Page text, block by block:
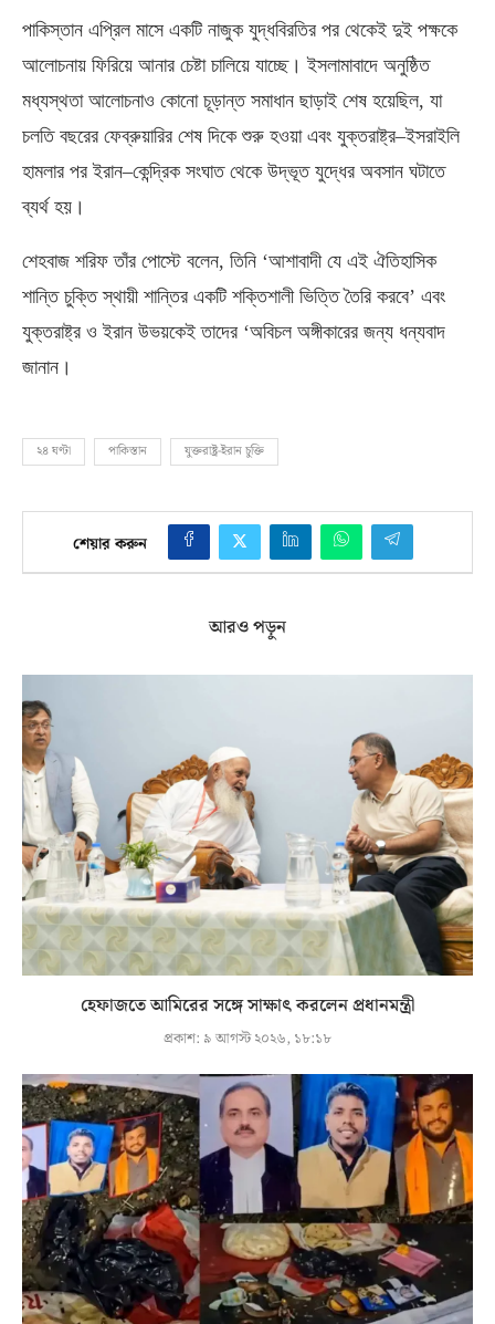
পাকিস্তান এপ্রিল মাসে একটি নাজুক যুদ্ধবিরতির পর থেকেই দুই পক্ষকে
আলোচনায় ফিরিয়ে আনার চেষ্টা চালিয়ে যাচ্ছে। ইসলামাবাদে অনুষ্ঠিত
মধ্যস্থতা আলোচনাও কোনো চূড়ান্ত সমাধান ছাড়াই শেষ হয়েছিল, যা
চলতি বছরের ফেব্রুয়ারির শেষ দিকে শুরু হওয়া এবং যুক্তরাষ্ট্র–ইসরাইলি
হামলার পর ইরান–কেন্দ্রিক সংঘাত থেকে উদ্ভূত যুদ্ধের অবসান ঘটাতে
ব্যর্থ হয়।
শেহবাজ শরিফ তাঁর পোস্টে বলেন, তিনি ‘আশাবাদী যে এই ঐতিহাসিক
শান্তি চুক্তি স্থায়ী শান্তির একটি শক্তিশালী ভিত্তি তৈরি করবে’ এবং
যুক্তরাষ্ট্র ও ইরান উভয়কেই তাদের ‘অবিচল অঙ্গীকারের জন্য ধন্যবাদ
জানান।
২৪ ঘণ্টা পাকিস্তান যুক্তরাষ্ট্র-ইরান চুক্তি
শেয়ার করুন
আরও পড়ুন
হেফাজতে আমিরের সঙ্গে সাক্ষাৎ করলেন প্রধানমন্ত্রী
প্রকাশ: ৯ আগস্ট ২০২৬, ১৮:১৮